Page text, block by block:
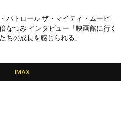
・パトロール ザ・マイティ・ムービ
なつみ インタビュー「映画館に行く
ちの成長を感じられる」
IMAX